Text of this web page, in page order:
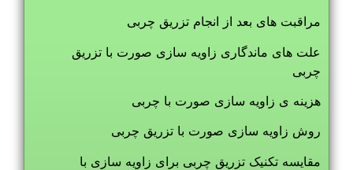
مراقبت های بعد از انجام تزریق چربی
علت های ماندگاری زاویه سازی صورت با تزریق
چربی
هزینه ی زاویه سازی صورت با چربی
روش زاویه سازی صورت با تزریق چربی
مقایسه تکنیک تزریق چربی برای زاویه سازی با